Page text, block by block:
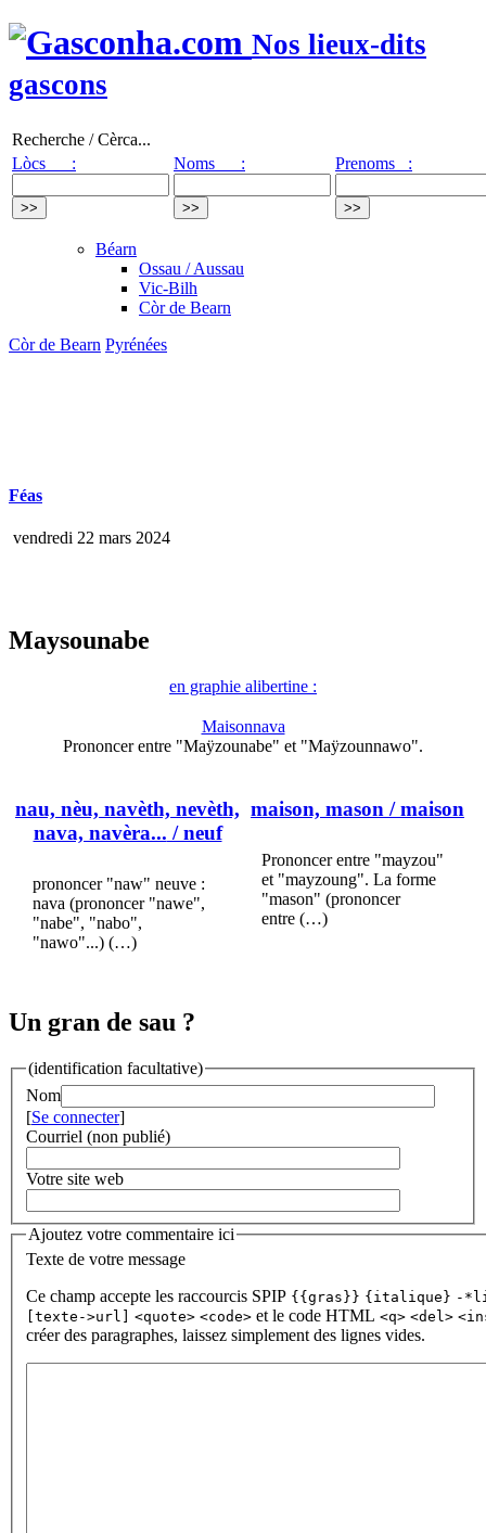
Nos lieux-dits
gascons
Recherche / Cèrca...
Lòcs :
Noms : Prenoms :
Béarn
Ossau / Aussau
Vic-Bilh
Còr de Bearn
Còr de Bearn Pyrénées
Féas
vendredi 22 mars 2024
Maysounabe
en graphie alibertine :
Maisonnava
Prononcer entre "Maÿzounabe" et "Maÿzounnawo".
nau, nèu, navèth, nevèth,
nava, navèra... / neuf
prononcer "naw" neuve :
nava (prononcer "nawe",
"nabe", "nabo",
"nawo"...) (…)
maison, mason / maison
Prononcer entre "mayzou"
et "mayzoung". La forme
"mason" (prononcer
entre (…)
Un gran de sau ?
(identification facultative)
Nom
[Se connecter]
Courriel (non publié)
Votre site web
Ajoutez votre commentaire ici
Texte de votre message
Ce champ accepte les raccourcis SPIP {{gras}} {italique} -
[texte->url]
<quote> <code> et le code HTML <q> <del>
créer des paragraphes, laissez simplement des lignes vides.